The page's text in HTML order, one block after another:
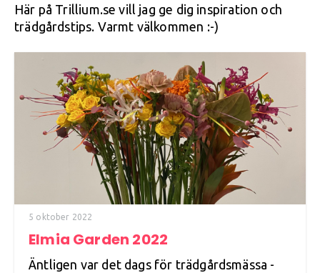
Här på Trillium.se vill jag ge dig inspiration och
trädgårdstips. Varmt välkommen :-)
5 oktober 2022
Elmia Garden 2022
Äntligen var det dags för trädgårdsmässa -